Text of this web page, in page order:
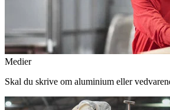
Medier
Skal du skrive om aluminium eller